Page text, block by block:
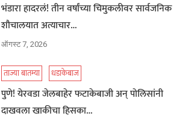
भंडारा हादरलं! तीन वर्षांच्या चिमुकलीवर सार्वजनिक
शौचालयात अत्याचार…
ऑगस्ट 7, 2026
ताज्या बातम्या धडाकेबाज
पुणे! येरवडा जेलबाहेर फटाकेबाजी अन् पोलिसांनी
दाखवला खाकीचा हिसका…